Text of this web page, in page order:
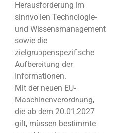
Herausforderung im
sinnvollen Technologie-
und Wissensmanagement
sowie die
zielgruppenspezifische
Aufbereitung der
Informationen.
Mit der neuen EU-
Maschinenverordnung,
die ab dem 20.01.2027
gilt, müssen bestimmte